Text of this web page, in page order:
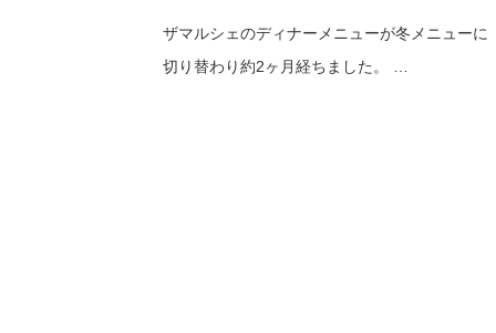
ザマルシェのディナーメニューが冬メニューに
切り替わり約2ヶ月経ちました。 …